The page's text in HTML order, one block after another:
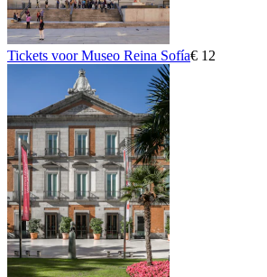
Tickets voor Museo Reina Sofía€ 12